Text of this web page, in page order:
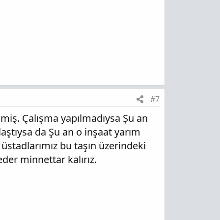
#7
Çalışma yapılmadıysa Şu an
da Şu an o inşaat yarım
bu taşın üzerindeki
minnettar kalırız.